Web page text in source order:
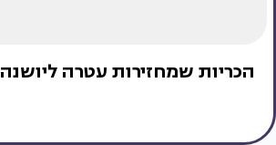
הכריות שמחזירות עטרה ליושנה